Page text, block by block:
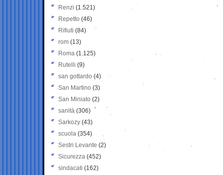
Renzi (1.521)
Repetto (46)
Rifiuti (84)
rom (13)
Roma (1.125)
Rutelli (9)
san gottardo (4)
San Martino (3)
San Miniato (2)
sanità (306)
Sarkozy (43)
scuola (354)
Sestri Levante (2)
Sicurezza (452)
sindacati (162)